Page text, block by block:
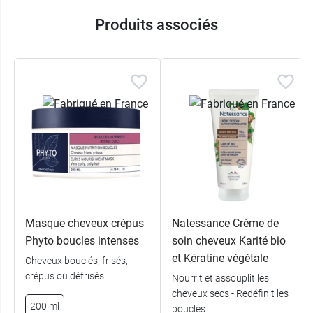
. Vos cheveux gagnent en volume, en
La texture douce et crémeuse est très agréable à
appliquer. Elle enveloppe les cheveux pour
diffuser ses bienfaits de la racine
jusqu'aux pointes.
Caractéristiques :
S'intègre dans le Weightless Program, pour
0 % colorant, silicone, sulfate, alcool, huile
minérale
Cosmos Natural Certifié par EcoCert
Vegan
Conditionnement :
tube de 250 ml
Produits associés
Masque cheveux crépus
Phyto boucles intenses
Cheveux bouclés, frisés,
crépus ou défrisés
200 ml
Natessance Crème de
soin cheveux Karité bio
et Kératine végétale
Nourrit et assouplit les
cheveux secs - Redéfinit les
boucles